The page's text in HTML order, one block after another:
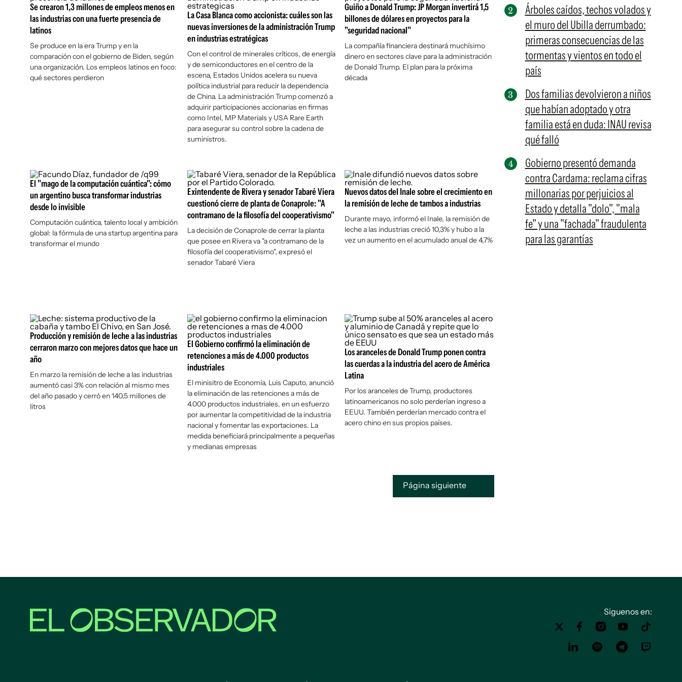
Se crearon 1,3 millones de empleos menos en
las industrias con una fuerte presencia de
latinos
Se produce en la era Trump y en la
comparación con el gobierno de Biden, según
una organización. Los empleos latinos en foco:
qué sectores perdieron
La Casa Blanca como accionista: cuáles son las
nuevas inversiones de la administración Trump
en industrias estratégicas
Con el control de minerales críticos, de energía
y de semiconductores en el centro de la
escena, Estados Unidos acelera su nueva
política industrial para reducir la dependencia
de China. La administración Trump comenzó a
adquirir participaciones accionarias en firmas
como Intel, MP Materials y USA Rare Earth
para asegurar su control sobre la cadena de
suministros.
Guiño a Donald Trump: JP Morgan invertirá 1,5
billones de dólares en proyectos para la
"seguridad nacional"
La compañía financiera destinará muchísimo
dinero en sectores clave para la administración
de Donald Trump. El plan para la próxima
década
El "mago de la computación cuántica": cómo
un argentino busca transformar industrias
desde lo invisible
Computación cuántica, talento local y ambición
global: la fórmula de una startup argentina para
transformar el mundo
Exintendente de Rivera y senador Tabaré Viera
cuestionó cierre de planta de Conaprole: "A
contramano de la filosofía del cooperativismo"
La decisión de Conaprole de cerrar la planta
que posee en Rivera va "a contramano de la
filosofía del cooperativismo", expresó el
senador Tabaré Viera
Nuevos datos del Inale sobre el crecimiento en
la remisión de leche de tambos a industrias
Durante mayo, informó el Inale, la remisión de
leche a las industrias creció 10,3% y hubo a la
vez un aumento en el acumulado anual de 4,7%
Producción y remisión de leche a las industrias
cerraron marzo con mejores datos que hace un
año
En marzo la remisión de leche a las industrias
aumentó casi 3% con relación al mismo mes
del año pasado y cerró en 140,5 millones de
litros
El Gobierno confirmó la eliminación de
retenciones a más de 4.000 productos
industriales
El minisitro de Economía, Luis Caputo, anunció
la eliminación de las retenciones a más de
4.000 productos industriales, en un esfuerzo
por aumentar la competitividad de la industria
nacional y fomentar las exportaciones. La
medida beneficiará principalmente a pequeñas
y medianas empresas
Los aranceles de Donald Trump ponen contra
las cuerdas a la industria del acero de América
Latina
Por los aranceles de Trump, productores
latinoamericanos no solo perderían ingreso a
EEUU. También perderían mercado contra el
acero chino en sus propios países.
Página siguiente
Árboles caídos, techos volados y
el muro del Ubilla derrumbado:
primeras consecuencias de las
tormentas y vientos en todo el
país
Dos familias devolvieron a niños
que habían adoptado y otra
familia está en duda: INAU revisa
qué falló
Gobierno presentó demanda
contra Cardama: reclama cifras
millonarias por perjuicios al
Estado y detalla "dolo", "mala
fe" y una "fachada" fraudulenta
para las garantías
Siguenos en: